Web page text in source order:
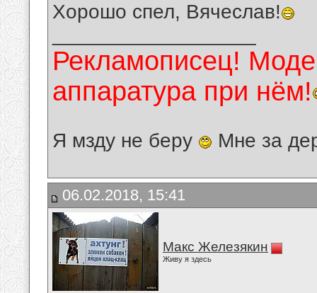
Хорошо спел, Вячеслав!
Рекламописец!
аппаратура при нём!
Я мзду не беру Мне за
06.02.2018, 15:41
Макс Железякин
Живу я здесь